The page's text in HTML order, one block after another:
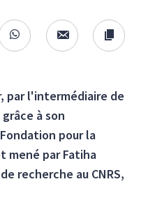
par l'intermédiaire de
à son
pour la
mené par Fatiha
recherche au CNRS,